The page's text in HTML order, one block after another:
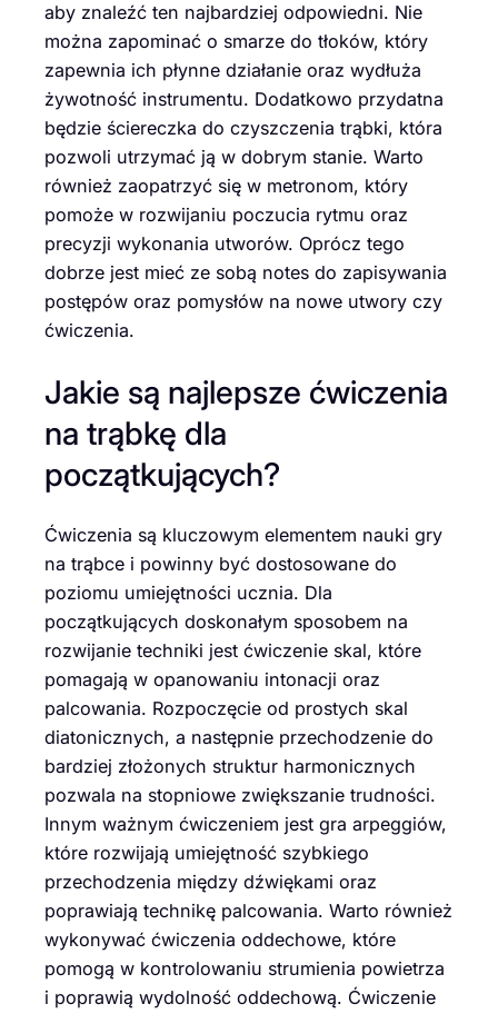
aby znaleźć ten najbardziej odpowiedni. Nie
można zapominać o smarze do tłoków, który
zapewnia ich płynne działanie oraz wydłuża
żywotność instrumentu. Dodatkowo przydatna
będzie ściereczka do czyszczenia trąbki, która
pozwoli utrzymać ją w dobrym stanie. Warto
również zaopatrzyć się w metronom, który
pomoże w rozwijaniu poczucia rytmu oraz
precyzji wykonania utworów. Oprócz tego
dobrze jest mieć ze sobą notes do zapisywania
postępów oraz pomysłów na nowe utwory czy
ćwiczenia.
Jakie są najlepsze ćwiczenia
na trąbkę dla
początkujących?
Ćwiczenia są kluczowym elementem nauki gry
na trąbce i powinny być dostosowane do
poziomu umiejętności ucznia. Dla
początkujących doskonałym sposobem na
rozwijanie techniki jest ćwiczenie skal, które
pomagają w opanowaniu intonacji oraz
palcowania. Rozpoczęcie od prostych skal
diatonicznych, a następnie przechodzenie do
bardziej złożonych struktur harmonicznych
pozwala na stopniowe zwiększanie trudności.
Innym ważnym ćwiczeniem jest gra arpeggiów,
które rozwijają umiejętność szybkiego
przechodzenia między dźwiękami oraz
poprawiają technikę palcowania. Warto również
wykonywać ćwiczenia oddechowe, które
pomogą w kontrolowaniu strumienia powietrza
i poprawią wydolność oddechową. Ćwiczenie